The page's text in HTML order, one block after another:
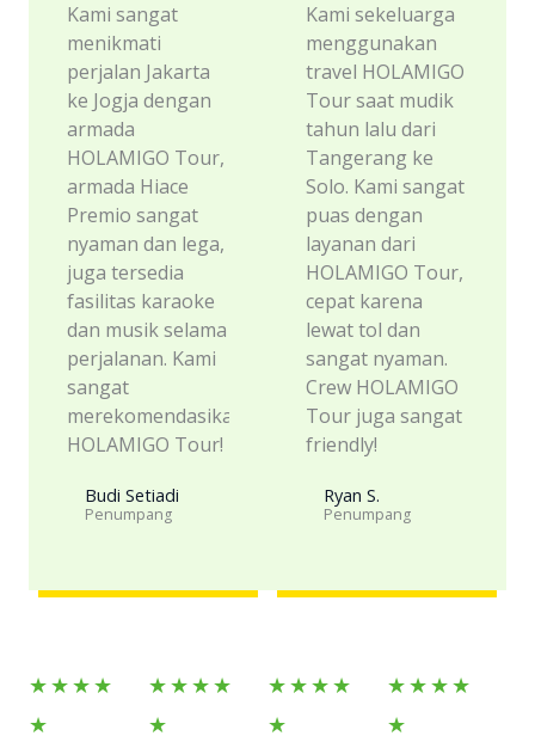
Kami sangat
menikmati
perjalan Jakarta
ke Jogja dengan
armada
HOLAMIGO Tour,
armada Hiace
Premio sangat
nyaman dan lega,
juga tersedia
fasilitas karaoke
dan musik selama
perjalanan. Kami
sangat
merekomendasikan
HOLAMIGO Tour!
Budi Setiadi
Penumpang
Kami sekeluarga
menggunakan
travel HOLAMIGO
Tour saat mudik
tahun lalu dari
Tangerang ke
Solo. Kami sangat
puas dengan
layanan dari
HOLAMIGO Tour,
cepat karena
lewat tol dan
sangat nyaman.
Crew HOLAMIGO
Tour juga sangat
friendly!
Ryan S.
Penumpang​
★ ★ ★ ★
★
Rated
★ ★ ★ ★
★
Rated
★ ★ ★ ★
★
Rated
★ ★ ★ ★
★
Rated